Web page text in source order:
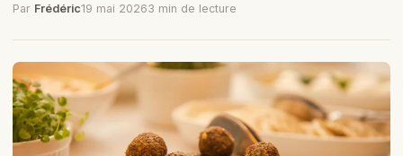
Par Frédéric19 mai 20263 min de lecture